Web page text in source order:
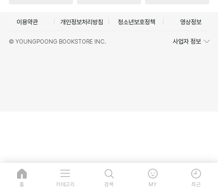
이용약관 개인정보처리방침 청소년보호정책 영상정보
© YOUNGPOONG BOOKSTORE INC. 사업자 정보
홈 카테고리 검색 MY 최근